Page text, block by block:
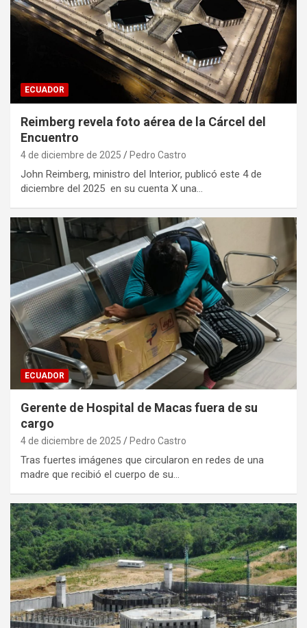
ECUADOR
Reimberg revela foto aérea de la Cárcel del
Encuentro
4 de diciembre de 2025 Pedro Castro
John Reimberg, ministro del Interior, publicó este 4 de
diciembre del 2025 en su cuenta X una…
ECUADOR
Gerente de Hospital de Macas fuera de su
cargo
4 de diciembre de 2025 Pedro Castro
Tras fuertes imágenes que circularon en redes de una
madre que recibió el cuerpo de su…